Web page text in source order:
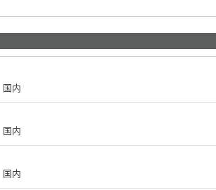
国内
国内
国内